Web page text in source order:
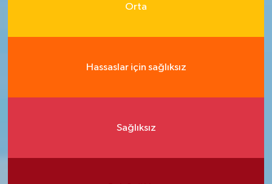
Orta
Hassaslar için sağlıksız
Sağlıksız